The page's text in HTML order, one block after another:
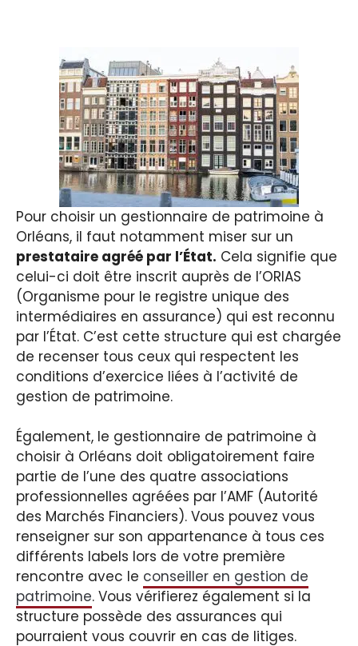
Pour choisir un gestionnaire de patrimoine à
Orléans, il faut notamment miser sur un
prestataire agréé par l’État. Cela signifie que
celui-ci doit être inscrit auprès de l’ORIAS
(Organisme pour le registre unique des
intermédiaires en assurance) qui est reconnu
par l’État. C’est cette structure qui est chargée
de recenser tous ceux qui respectent les
conditions d’exercice liées à l’activité de
gestion de patrimoine.
Également, le gestionnaire de patrimoine à
choisir à Orléans doit obligatoirement faire
partie de l’une des quatre associations
professionnelles agréées par l’AMF (Autorité
des Marchés Financiers). Vous pouvez vous
renseigner sur son appartenance à tous ces
différents labels lors de votre première
rencontre avec le conseiller en gestion de
patrimoine. Vous vérifierez également si la
structure possède des assurances qui
pourraient vous couvrir en cas de litiges.